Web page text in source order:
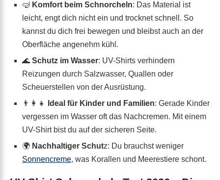
🤿 Komfort beim Schnorcheln: Das Material ist
leicht, engt dich nicht ein und trocknet schnell. So
kannst du dich frei bewegen und bleibst auch an der
Oberfläche angenehm kühl.
🌊 Schutz im Wasser: UV-Shirts verhindern
Reizungen durch Salzwasser, Quallen oder
Scheuerstellen von der Ausrüstung.
👨‍👩‍👧
Ideal für Kinder und Familien: Gerade Kinder
vergessen im Wasser oft das Nachcremen. Mit einem
UV-Shirt bist du auf der sicheren Seite.
🌍 Nachhaltiger Schutz: Du brauchst weniger
Sonnencreme, was Korallen und Meerestiere schont.